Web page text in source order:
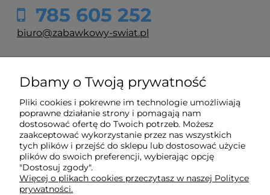
785 605 252
biuro@zabawkowy-swiat.pl
O nas
Obsługa klienta
Pomoc
Moje konto
Dbamy o Twoją prywatność
Pliki cookies i pokrewne im technologie umożliwiają
poprawne działanie strony i pomagają nam
dostosować ofertę do Twoich potrzeb. Możesz
zaakceptować wykorzystanie przez nas wszystkich
tych plików i przejść do sklepu lub dostosować użycie
plików do swoich preferencji, wybierając opcję
"Dostosuj zgody".
Więcej o plikach cookies przeczytasz w naszej Polityce
prywatności.